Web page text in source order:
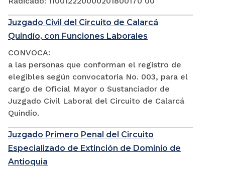
Juzgado Civil del Circuito de Calarcá
Quindío, con Funciones Laborales
CONVOCA:
a las personas que conforman el registro de
elegibles según convocatoria No. 003, para el
cargo de Oficial Mayor o Sustanciador de
Juzgado Civil Laboral del Circuito de Calarcá
Quindío.
Juzgado Primero Penal del Circuito
Especializado de Extinción de Dominio de
Antioquia